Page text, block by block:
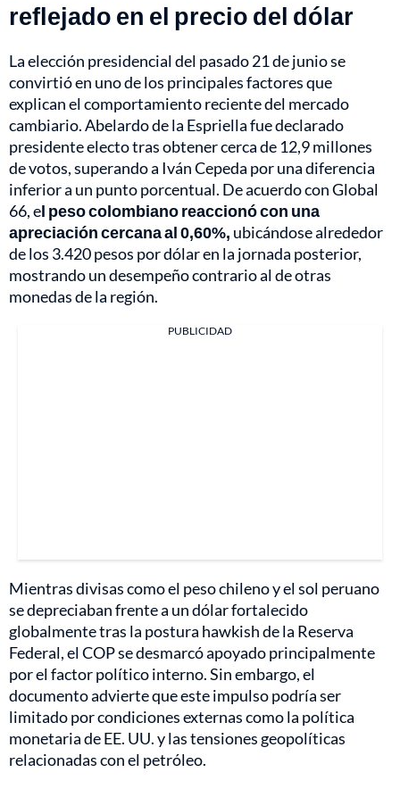
reflejado en el precio del dólar
La elección presidencial del pasado 21 de junio se
convirtió en uno de los principales factores que
explican el comportamiento reciente del mercado
cambiario. Abelardo de la Espriella fue declarado
presidente electo tras obtener cerca de 12,9 millones
de votos, superando a Iván Cepeda por una diferencia
inferior a un punto porcentual. De acuerdo con Global
66, el peso colombiano reaccionó con una
apreciación cercana al 0,60%, ubicándose alrededor
de los 3.420 pesos por dólar en la jornada posterior,
mostrando un desempeño contrario al de otras
monedas de la región.
PUBLICIDAD
Mientras divisas como el peso chileno y el sol peruano
se depreciaban frente a un dólar fortalecido
globalmente tras la postura hawkish de la Reserva
Federal, el COP se desmarcó apoyado principalmente
por el factor político interno. Sin embargo, el
documento advierte que este impulso podría ser
limitado por condiciones externas como la política
monetaria de EE. UU. y las tensiones geopolíticas
relacionadas con el petróleo.